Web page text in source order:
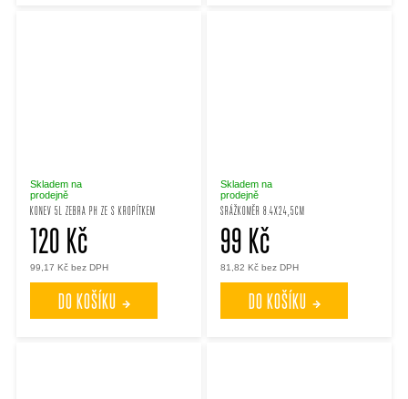
KONEV 5L ZEBRA PH ZE S KROPÍTKEM
Skladem na
prodejně
99,17 Kč bez DPH
120 Kč
DO KOŠÍKU
SRÁŽKOMĚR 8.4X24,5CM
Skladem na
prodejně
81,82 Kč bez DPH
99 Kč
DO KOŠÍKU